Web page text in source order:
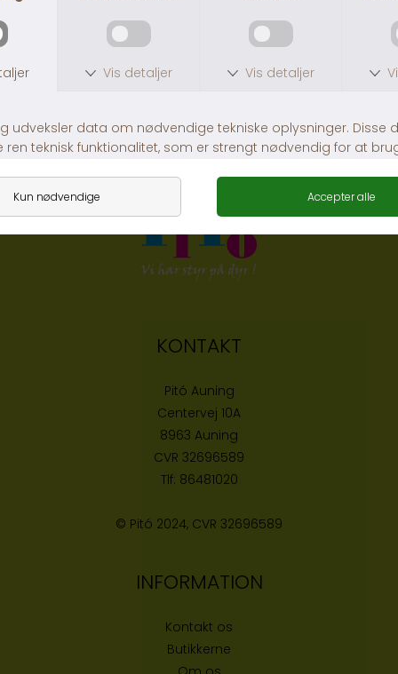
DKK 42,00
DKK 42,00
KONTAKT
Pitó Auning
Centervej 10A
8963 Auning
CVR 32696589
Tlf: 86481020
© Pitó 2024, CVR 32696589
INFORMATION
Kontakt os
Butikkerne